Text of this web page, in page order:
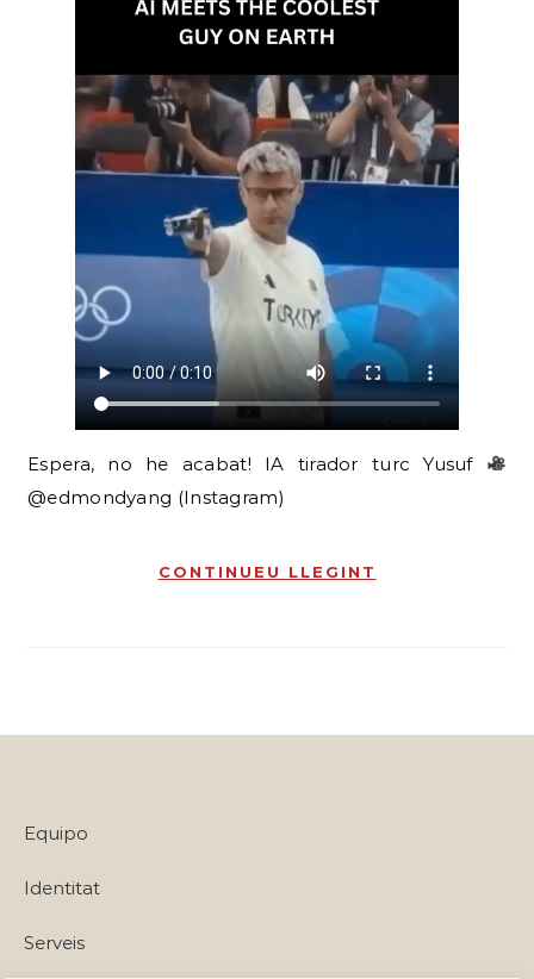
Espera, no he acabat! IA tirador turc Yusuf
@edmondyang (Instagram)
CONTINUEU LLEGINT
Equipo
Identitat
Serveis